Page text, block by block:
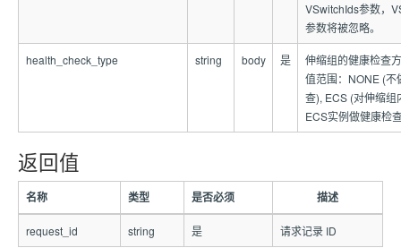
VSwitchIds参数，
参数将被忽略。
health_check_type string body 是
伸缩组的健康检查
值范围：NONE (不
查), ECS (对伸缩组
ECS实例做健康检
返回值
名称 类型 是否必须 描述
request_id string 是 请求记录 ID